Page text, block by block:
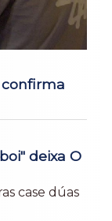
deixa O
case dúas